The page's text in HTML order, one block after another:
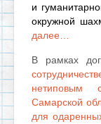
и
окружной
далее…
В рамках
нетиповым
Самарской
для